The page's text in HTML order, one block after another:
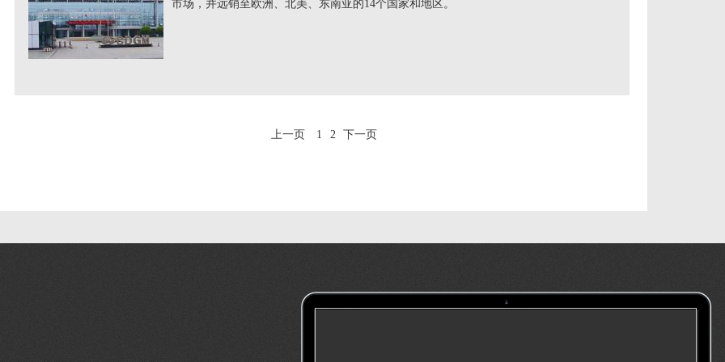
市场，并远销至欧洲、北美、东南亚的14个国家和地区。
上一页 1 2 下一页